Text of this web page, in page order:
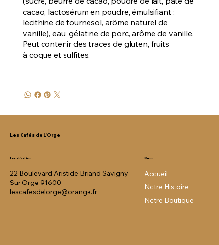
cacao, lactosérum en poudre, émulsifiant :
lécithine de tournesol, arôme naturel de
vanille), eau, gélatine de porc, arôme de vanille.
Peut contenir des traces de gluten, fruits
à coque et sulfites.
Les Cafés de L'Orge
Localisation
22 Boulevard Aristide Briand Savigny
Sur Orge 91600
lescafesdelorge@orange.fr
Menu
Accueil
Notre Histoire
Notre Boutique